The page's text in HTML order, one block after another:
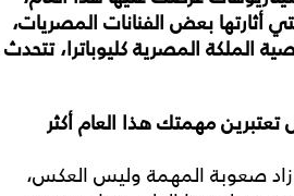
أثارتها بعض الفنانات المصريات،
المصرية كليوباترا، تتحدث
مهمتك هذا العام أكثر
زاد صعوبة المهمة وليس العكس،